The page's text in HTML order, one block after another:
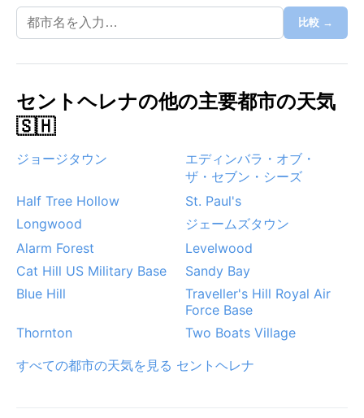
比較 →
セントヘレナの他の主要都市の天気
🇸🇭
ジョージタウン
エディンバラ・オブ・
ザ・セブン・シーズ
Half Tree Hollow
St. Paul's
Longwood
ジェームズタウン
Alarm Forest
Levelwood
Cat Hill US Military Base
Sandy Bay
Blue Hill
Traveller's Hill Royal Air
Force Base
Thornton
Two Boats Village
すべての都市の天気を見る セントヘレナ